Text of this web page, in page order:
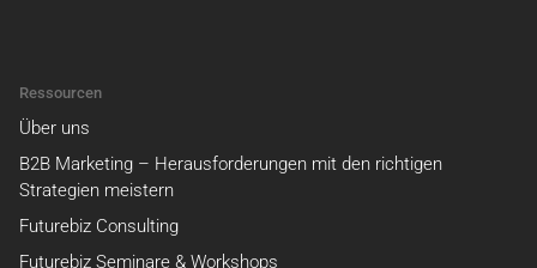
Ressourcen
Über uns
B2B Marketing – Herausforderungen mit den richtigen
Strategien meistern
Futurebiz Consulting
Futurebiz Seminare & Workshops